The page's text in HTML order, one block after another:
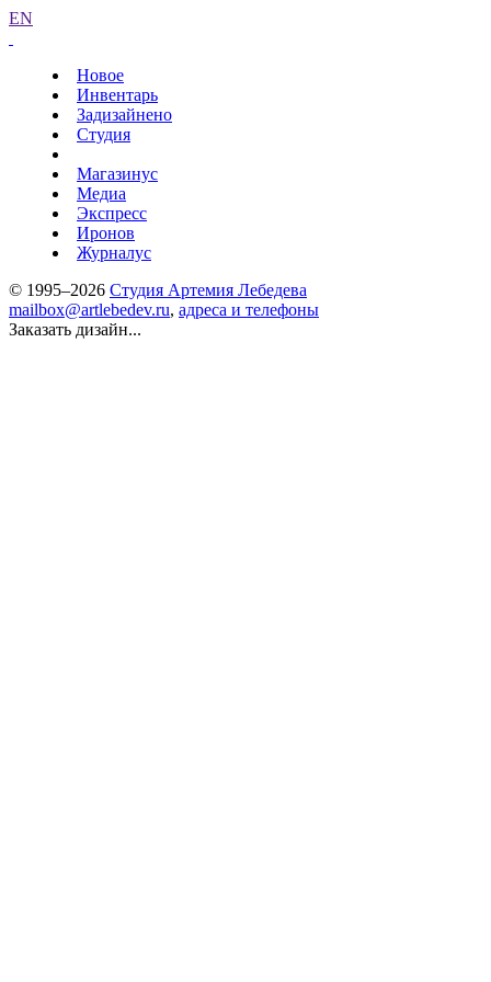
EN
Новое
Инвентарь
Задизайнено
Студия
Магазинус
Медиа
Экспресс
Иронов
Журналус
© 1995–2026 Студия Артемия Лебедева
mailbox@artlebedev.ru, адреса и телефоны
Заказать дизайн...